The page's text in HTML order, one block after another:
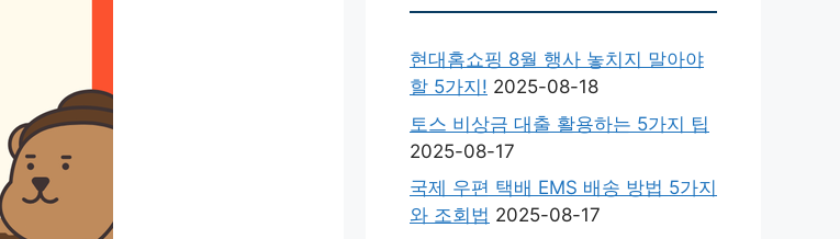
현대홈쇼핑 8월 행사 놓치지 말아야
할 5가지! 2025-08-18
토스 비상금 대출 활용하는 5가지 팁
2025-08-17
국제 우편 택배 EMS 배송 방법 5가지
와 조회법 2025-08-17